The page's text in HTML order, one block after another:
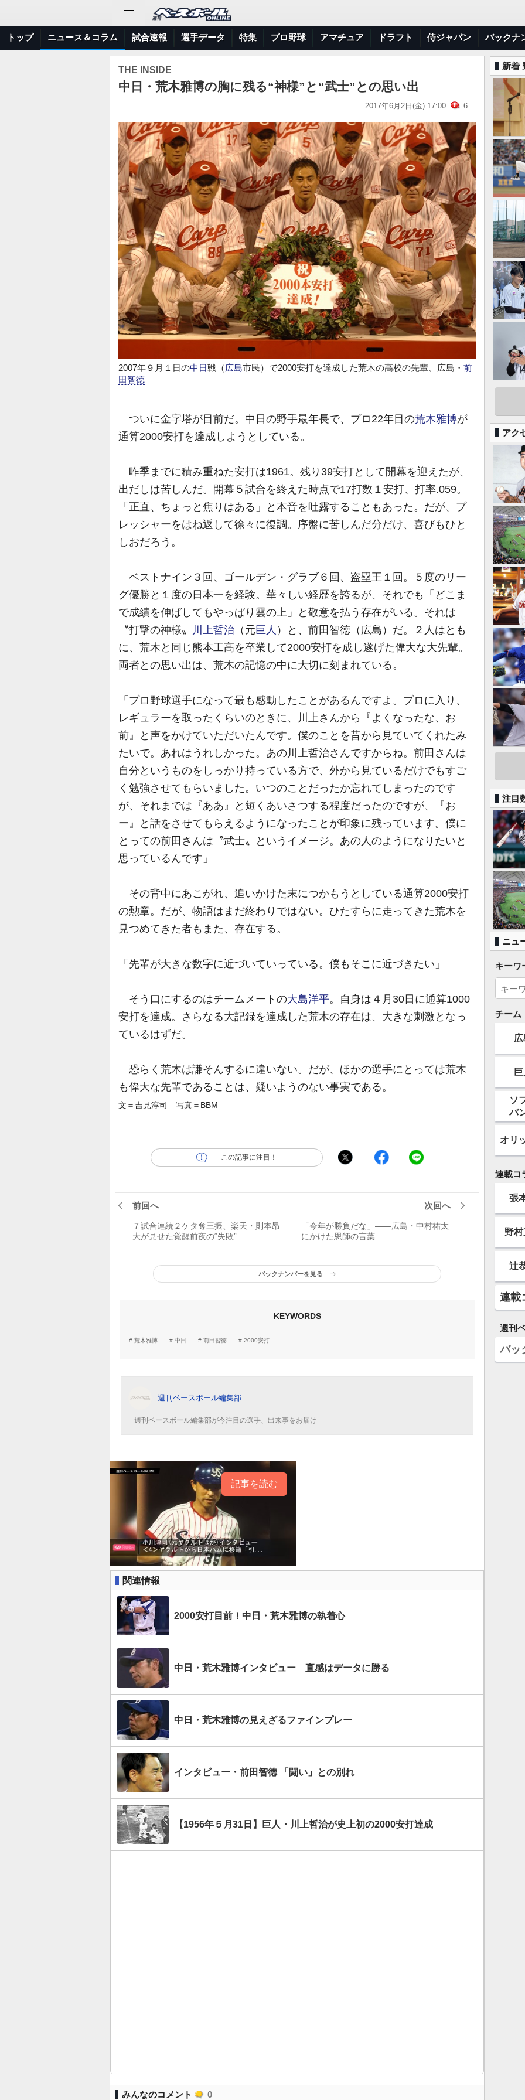
トップ ニュース＆コラム 試合速報 選手データ 特集 プロ野球 アマチュア ドラフト 侍ジャパン バックナ
THE INSIDE
中日・荒木雅博の胸に残る“神様”と“武士”との思い出
2017年6月2日(金) 17:00 6
2007年９月１日の中日戦（広島市民）で2000安打を達成した荒木の高校の先輩、広島・ 前
田智徳
ついに金字塔が目前だ。中日の野手最年長で、プロ22年目の荒木雅博が
通算2000安打を達成しようとしている。
昨季までに積み重ねた安打は1961。残り39安打として開幕を迎えたが、
出だしは苦しんだ。開幕５試合を終えた時点で17打数１安打、打率.059。
「正直、ちょっと焦りはある」と本音を吐露することもあった。だが、プ
レッシャーをはね返して徐々に復調。序盤に苦しんだ分だけ、喜びもひと
しおだろう。
ベストナイン３回、ゴールデン・グラブ６回、盗塁王１回。５度のリー
グ優勝と１度の日本一を経験。華々しい経歴を誇るが、それでも「どこま
で成績を伸ばしてもやっぱり雲の上」と敬意を払う存在がいる。それは
〝打撃の神様〟
川上哲治 （元巨人 ）と、前田智徳（広島）だ。２人はとも
に、荒木と同じ熊本工高を卒業して2000安打を成し遂げた偉大な大先輩。
両者との思い出は、荒木の記憶の中に大切に刻まれている。
「プロ野球選手になって最も感動したことがあるんですよ。プロに入り、
レギュラーを取ったくらいのときに、川上さんから『よくなったな、お
前』と声をかけていただいたんです。僕のことを昔から見ていてくれたみ
たいで。あれはうれしかった。あの川上哲治さんですからね。前田さんは
自分というものをしっかり持っている方で、外から見ているだけでもすご
く勉強させてもらいました。いつのことだったか忘れてしまったのです
が、それまでは『ああ』と短くあいさつする程度だったのですが、『お
ー』と話をさせてもらえるようになったことが印象に残っています。僕に
とっての前田さんは〝武士〟というイメージ。あの人のようになりたいと
思っているんです」
その背中にあこがれ、追いかけた末につかもうとしている通算2000安打
の勲章。だが、物語はまだ終わりではない。ひたすらに走ってきた荒木を
見つめてきた者もまた、存在する。
「先輩が大きな数字に近づいていっている。僕もそこに近づきたい」
そう口にするのはチームメートの大島洋平。自身は４月30日に通算1000
安打を達成。さらなる大記録を達成した荒木の存在は、大きな刺激となっ
ているはずだ。
恐らく荒木は謙そんするに違いない。だが、ほかの選手にとっては荒木
も偉大な先輩であることは、疑いようのない事実である。
文＝吉見淳司 写真＝BBM
この記事に注目！
前回へ
７試合連続２ケタ奪三振、楽天・則本昂
大が見せた覚醒前夜の“失敗”
次回へ
「今年が勝負だな」――広島・中村祐太
にかけた恩師の言葉
バックナンバーを見る
KEYWORDS
荒木雅博 中日 前田智徳 2000安打
週刊ベースボール編集部
週刊ベースボール編集部が今注目の選手、出来事をお届け
記事を読む
関連情報
2000安打目前！中日・荒木雅博の執着心
中日・荒木雅博インタビュー 直感はデータに勝る
中日・荒木雅博の見えざるファインプレー
インタビュー・前田智徳 「闘い」との別れ
【1956年５月31日】巨人・川上哲治が史上初の2000安打達成
みんなのコメント 0
新着
アク
注目
ニュ
キーワ
チーム
広
ソ
バ
オリ
連載コ
張
野
辻
連載
週刊
バッ